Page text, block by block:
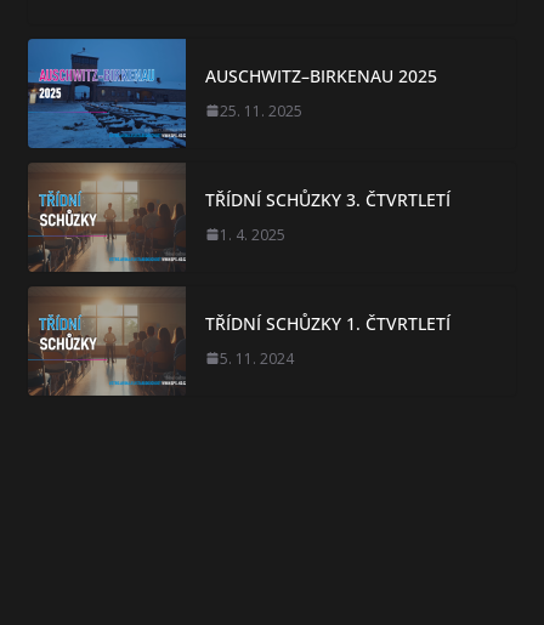
AUSCHWITZ–BIRKENAU 2025
25. 11. 2025
TŘÍDNÍ SCHŮZKY 3. ČTVRTLETÍ
1. 4. 2025
TŘÍDNÍ SCHŮZKY 1. ČTVRTLETÍ
5. 11. 2024